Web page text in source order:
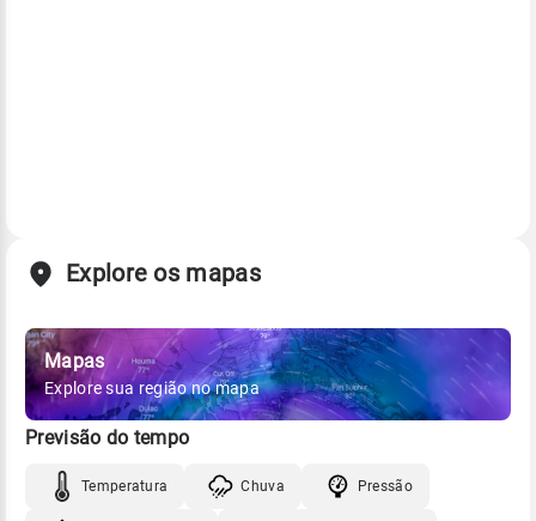
Explore os mapas
Mapas
Explore sua região no mapa
Previsão do tempo
Temperatura Chuva Pressão